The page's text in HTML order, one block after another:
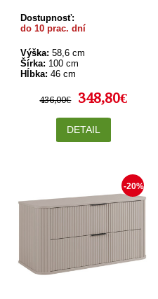
Dostupnosť:
do 10 prac. dní
Výška: 58,6 cm
Šírka: 100 cm
Hĺbka: 46 cm
436,00€ 348,80€
DETAIL
-20%